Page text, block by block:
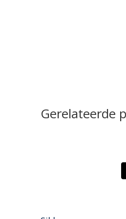
Gerelateerde